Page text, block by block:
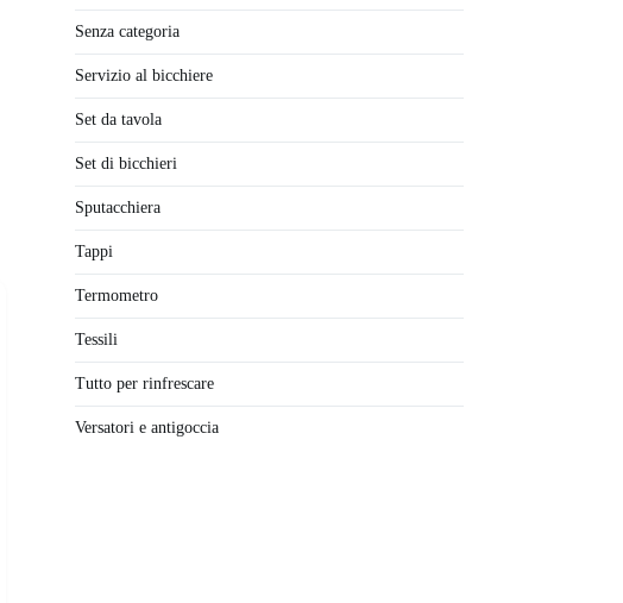
Senza categoria
Servizio al bicchiere
Set da tavola
Set di bicchieri
Sputacchiera
Tappi
Termometro
Tessili
Tutto per rinfrescare
Versatori e antigoccia